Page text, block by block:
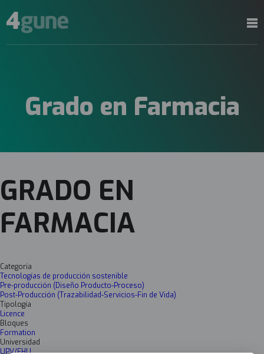
Grado en Farmacia
GRADO EN
FARMACIA
Categoría
Tecnologías de producción sostenible
Pre-producción (Diseño Producto-Proceso)
Post-Producción (Trazabilidad-Servicios-Fin de Vida)
Tipología
Licence
Bloques
Formation
Universidad
UPV/EHU